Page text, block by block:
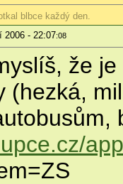
blbce každý den.
2006 - 22:07:08
že
(hezká,